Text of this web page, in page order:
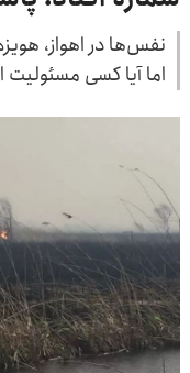
نفس‌ها در اهواز،
اما آیا کسی مسئولیت